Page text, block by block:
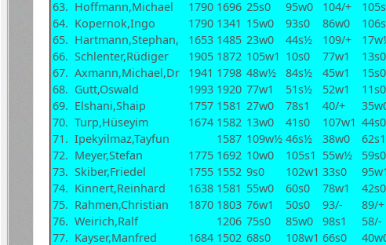
63. Hoffmann,Michael 1790 1696 25s0 95w0 104/+
64. Kopernok,Ingo 1790 1341 15w0 93s0 86w0
65. Hartmann,Stephan, 1653 1485 23w0 44s½ 109/+
66. Schlenter,Rüdiger 1905 1872 105w1 10s0 77w1 13s0
67. Axmann,Michael,Dr 1941 1798 48w½ 84s½ 45w1 15s0
68. Gutt,Oswald 1993 1920 77w1 51s½ 52w1 11s0
69. Elshani,Shaip 1757 1581 27w0 78s1 40/+
70. Turp,Hüseyim 1674 1582 13w0 41s0 107w1 44s0
71. Ipekyilmaz,Tayfun 1587 109w½ 46s½ 38w0 62s1
72. Meyer,Stefan 1775 1692 10w0 105s1 55w½ 59s0
73. Skiber,Friedel 1755 1552 9s0 102w1 33s0 95w1
74. Kinnert,Reinhard 1638 1581 55w0 60s0 78w1 42s0
75. Rahmen,Christian 1870 1803 76w1 50s0 93/- 89/+
76. Weirich,Ralf 1206 75s0 85w0 98s1 58/-
77. Kayser,Manfred 1684 1502 68s0 108w1 66s0